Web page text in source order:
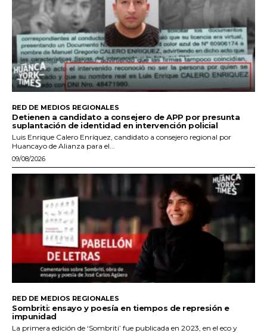
RED DE MEDIOS REGIONALES
Detienen a candidato a consejero de APP por presunta
suplantación de identidad en intervención policial
Luis Enrique Calero Enríquez, candidato a consejero regional por
Huancayo de Alianza para el...
09/08/2026
RED DE MEDIOS REGIONALES
Sombriti: ensayo y poesía en tiempos de represión e
impunidad
La primera edición de ‘Sombriti’ fue publicada en 2023, en el eco y